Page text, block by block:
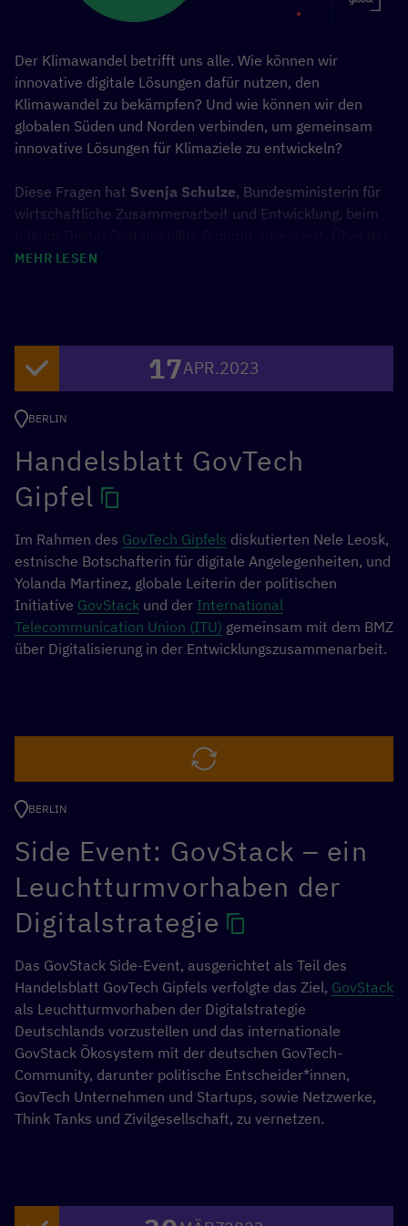
Der Klimawandel betrifft uns alle. Wie können wir
innovative digitale Lösungen dafür nutzen, den
Klimawandel zu bekämpfen? Und wie können wir den
globalen Süden und Norden verbinden, um gemeinsam
innovative Lösungen für Klimaziele zu entwickeln?
Diese Fragen hat Svenja Schulze, Bundesministerin für
wirtschaftliche Zusammenarbeit und Entwicklung, beim
neu geschaffene
klimagerechte Zukunft im globalen Süden und Norden?
AußerdemhatNoémie Bürkl, Referatsleiterin
Digitalisierung
Zusammenarbeit und Entwicklung (BMZ), direkt mit
Unternehmen aus der MAKE-IT Alliance , von bitkom
sowie den Unternehmen vor Ort in einem Side Event zu
digitalen Lösungen für die Klimakrise diskutiert.
MEHR INFORMATIONEN
grüne Lösungen zwischen Nord und Süd voranbringen“
Die Zusammenarbeit mit dem Privatsektor ist
unerlässlich, um die globalen Herausforderungen unserer
Zeit zu lösen. Dies gilt insbesondere für den Klimawandel:
Zum einen tragen unsere wirtschaftlichen Aktivitäten zu
Treibhausgasemissionen, Umweltverschmutzung und
Biodiversitätsverlust bei. Auf der anderen Seite können
Ressourcen zu schonen und eine nachhaltige digitale und
Insbesondere innovative KMU und Start-ups bieten
digitale Green Tech-Lösungen, um Lieferketten zu
dekarbonisieren und die Transformation zu einer
nachhaltigeren Wirtschaft und Gesellschaft zu gestalten.
Ein Dialog zwischen dem privaten und öffentlichen Sektor
sowie zwischen Unternehmen aus dem globalen Süden
und dem Norden kann dazu beitragen, grüne und
MEHR LESEN
17APR.2023
BERLIN
Handelsblatt GovTech
Gipfel
Im Rahmen des GovTech Gipfels diskutierten Nele Leosk,
estnische Botschafterin für digitale Angelegenheiten, und
Yolanda Martinez, globale Leiterin der politischen
Initiative GovStack und der International
Telecommunication Union (ITU) gemeinsam mit dem BMZ
über Digitalisierung in der Entwicklungszusammenarbeit.
BERLIN
Side Event: GovStack – ein
Leuchtturmvorhaben der
Digitalstrategie
Das GovStack Side-Event, ausgerichtet als Teil des
Handelsblatt GovTech Gipfels verfolgte das Ziel, GovStack
als Leuchtturmvorhaben der Digitalstrategie
Deutschlands vorzustellen und das internationale
GovStack Ökosystem mit der deutschen GovTech-
Community, darunter politische Entscheider*innen,
GovTech Unternehmen und Startups, sowie Netzwerke,
Think Tanks und Zivilgesellschaft, zu vernetzen.